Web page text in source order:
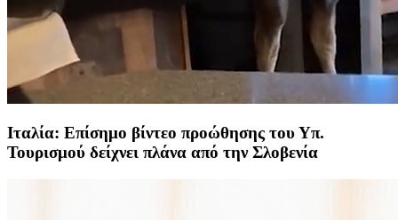
Ιταλία: Επίσημο βίντεο προώθησης του Υπ.
Τουρισμού δείχνει πλάνα από την Σλοβενία